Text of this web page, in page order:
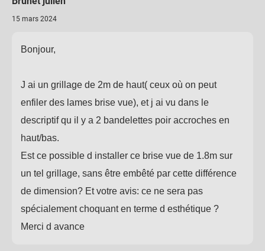
15 mars 2024
Bonjour,
J ai un grillage de 2m de haut( ceux où on peut
enfiler des lames brise vue), et j ai vu dans le
descriptif qu il y a 2 bandelettes poir accroches en
haut/bas.
Est ce possible d installer ce brise vue de 1.8m sur
un tel grillage, sans être embêté par cette différence
de dimension? Et votre avis: ce ne sera pas
spécialement choquant en terme d esthétique ?
Merci d avance